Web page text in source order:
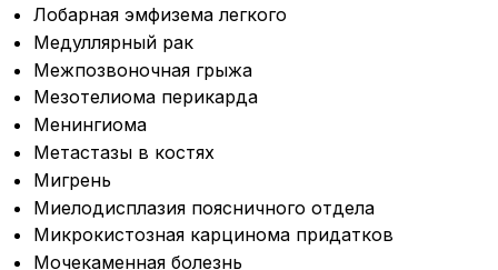
Лобарная эмфизема легкого
Медуллярный рак
Межпозвоночная грыжа
Мезотелиома перикарда
Менингиома
Метастазы в костях
Мигрень
Миелодисплазия поясничного отдела
Микрокистозная карцинома придатков
Мочекаменная болезнь